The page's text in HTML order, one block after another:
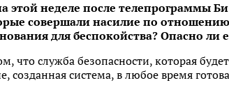
этой неделе после телепрограммы
совершали насилие по
для беспокойства? Опасно ли
что служба безопасности, которая
система, в любое время